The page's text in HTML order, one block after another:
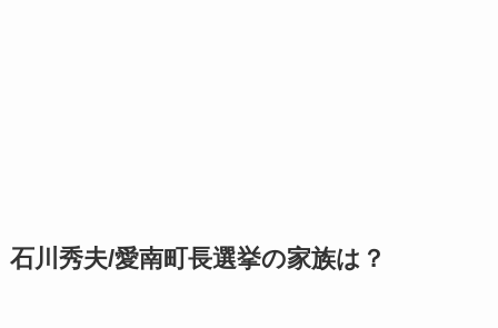
石川秀夫/愛南町長選挙の家族は？